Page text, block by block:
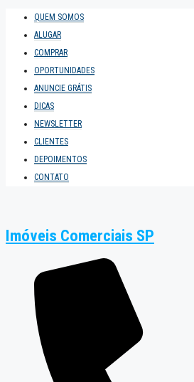
QUEM SOMOS
ALUGAR
COMPRAR
OPORTUNIDADES
ANUNCIE GRÁTIS
DICAS
NEWSLETTER
CLIENTES
DEPOIMENTOS
CONTATO
Imóveis Comerciais SP